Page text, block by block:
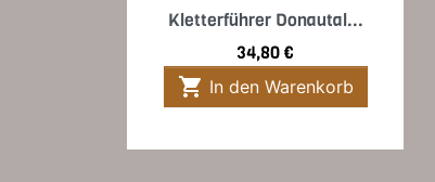
Vorschau
Kletterführer Donautal...
Preis
34,80 €
 In den Warenkorb